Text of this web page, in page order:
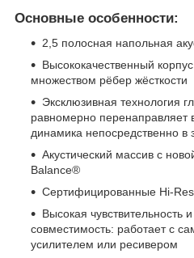
Основные особенности:
2,5 полосная напольная
Высококачественный
множеством рёбер жёсткости
Эксклюзивная технология
равномерно перенаправляет
динамика непосредственно в
Акустический массив с
Balance®
Сертифицированные Hi-
Высокая чувствительность
совместимость: работает с
усилителем или ресивером